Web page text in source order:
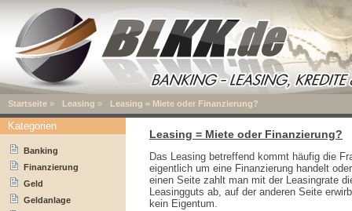
Startseite » Leasing » Leasing = Miete oder Finanzierung?
Leasing = Miete oder Finanzierung?
Das Leasing betreffend kommt häufig die
eigentlich um eine Finanzierung handelt
einen Seite zahlt man mit der Leasingrate
Leasingguts ab, auf der anderen Seite
kein Eigentum.
Kategorien
Banking
Finanzierung
Geld
Geldanlage